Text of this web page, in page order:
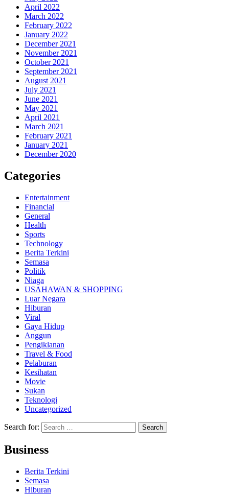
April 2022
March 2022
February 2022
January 2022
December 2021
November 2021
October 2021
September 2021
August 2021
July 2021
June 2021
May 2021
April 2021
March 2021
February 2021
January 2021
December 2020
Categories
Entertainment
Financial
General
Health
Sports
Technology
Berita Terkini
Semasa
Politik
Niaga
USAHAWAN & SHOPPING
Luar Negara
Hiburan
Viral
Gaya Hidup
Anggun
Pengiklanan
Travel & Food
Pelaburan
Kesihatan
Movie
Sukan
Teknologi
Uncategorized
Search for:
Business
Berita Terkini
Semasa
Hiburan